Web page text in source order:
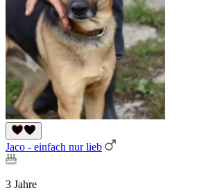
Jaco - einfach nur lieb
3 Jahre